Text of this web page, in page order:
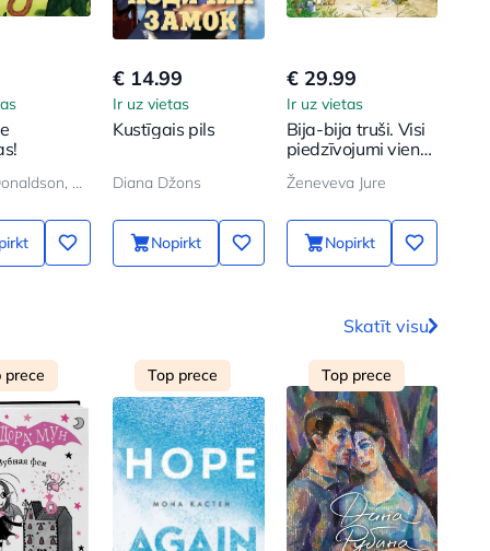
Džulija Donaldson, Aksel Šeffler
€ 14.99
Ir uz vietas
Kustīgais pils
Diana Džons
Nopirkt
€ 29.99
Ir uz vietas
Bija-bija truši. Visi
piedzīvojumi vienā
Ženeveva Jure
Nopirkt
Skatīt visu
prece Top prece Top prece